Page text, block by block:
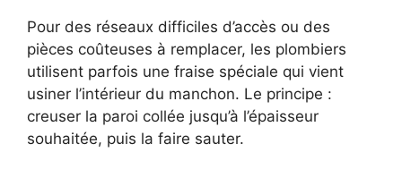
Pour des réseaux difficiles d’accès ou des
pièces coûteuses à remplacer, les plombiers
utilisent parfois une fraise spéciale qui vient
usiner l’intérieur du manchon. Le principe :
creuser la paroi collée jusqu’à l’épaisseur
souhaitée, puis la faire sauter.